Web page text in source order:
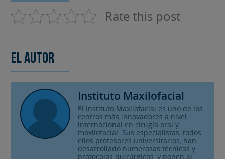
Rate this post
El autor
Instituto Maxilofacial
El Instituto Maxilofacial es uno de los
centros más innovadores a nivel
internacional en cirugía oral y
maxilofacial. Sus especialistas, todos
ellos profesores universitarios, han
desarrollado numerosas técnicas y
protocolos quirúrgicos, y ponen al